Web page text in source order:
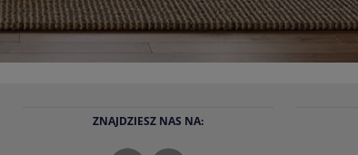
ZNAJDZIESZ NAS NA: